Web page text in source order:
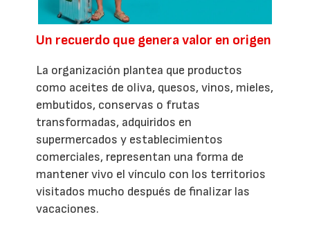
Un recuerdo que genera valor en origen
La organización plantea que productos
como aceites de oliva, quesos, vinos, mieles,
embutidos, conservas o frutas
transformadas, adquiridos en
supermercados y establecimientos
comerciales, representan una forma de
mantener vivo el vínculo con los territorios
visitados mucho después de finalizar las
vacaciones.